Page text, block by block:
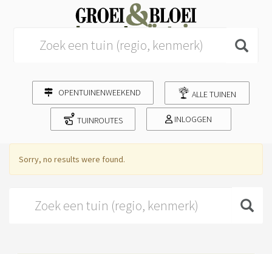
OPENTUINENWEEKEND ALLE TUINEN
TUINROUTES INLOGGEN
Sorry, no results were found.